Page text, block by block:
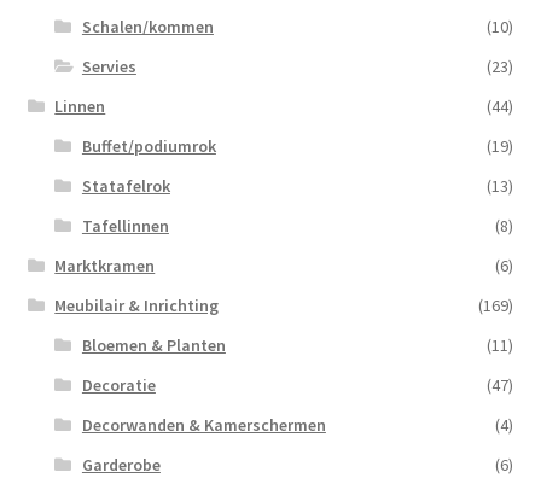
Schalen/kommen
(10)
Servies
(23)
Linnen
(44)
Buffet/podiumrok
(19)
Statafelrok
(13)
Tafellinnen
(8)
Marktkramen
(6)
Meubilair & Inrichting
(169)
Bloemen & Planten
(11)
Decoratie
(47)
Decorwanden & Kamerschermen
(4)
Garderobe
(6)